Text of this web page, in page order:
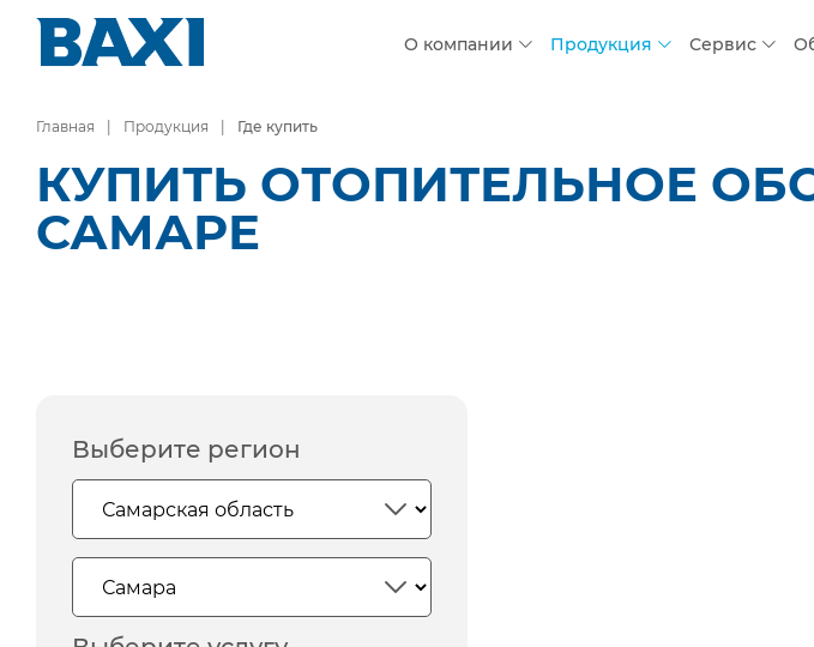
О компании Продукция Сервис
Главная Продукция Где купить
КУПИТЬ ОТОПИТЕЛЬНОЕ
САМАРЕ
Выберите регион